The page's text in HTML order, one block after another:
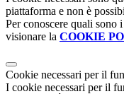
piattaforma e non è
Per conoscere quali sono
visionare la COOKIE
Cookie necessari per il
I cookie necessari per il